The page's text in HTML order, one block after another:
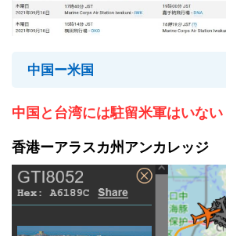
中国ー米国
中国と台湾には駐留米軍はいない
香港ーアラスカ州アンカレッジ